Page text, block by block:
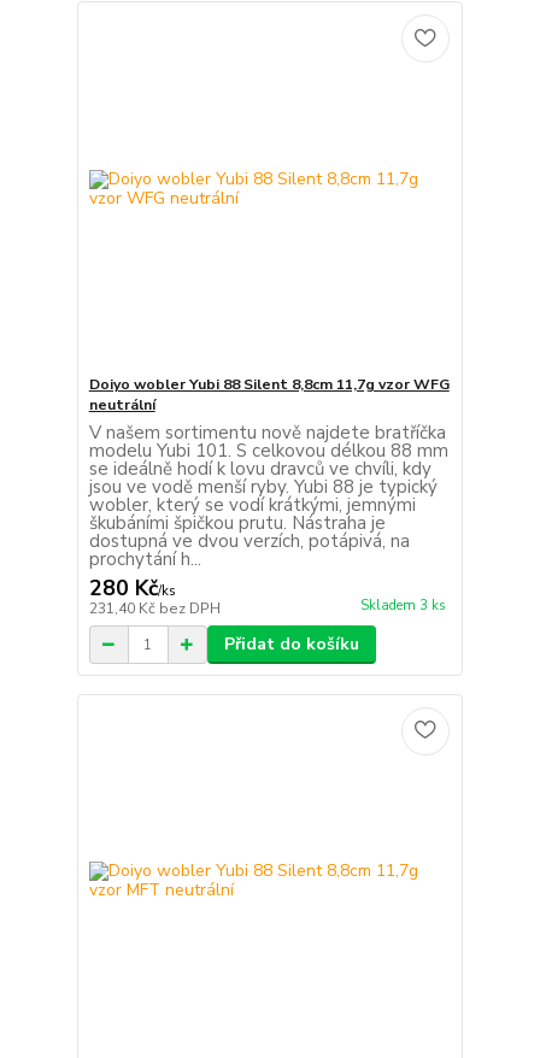
Doiyo wobler Yubi 88 Silent 8,8cm 11,7g vzor WFG
neutrální
V našem sortimentu nově najdete bratříčka
modelu Yubi 101. S celkovou délkou 88 mm
se ideálně hodí k lovu dravců ve chvíli, kdy
jsou ve vodě menší ryby. Yubi 88 je typický
wobler, který se vodí krátkými, jemnými
škubáními špičkou prutu. Nástraha je
dostupná ve dvou verzích, potápivá, na
prochytání h...
280 Kč/ks
231,40 Kč bez DPH Skladem 3 ks
Přidat do košíku